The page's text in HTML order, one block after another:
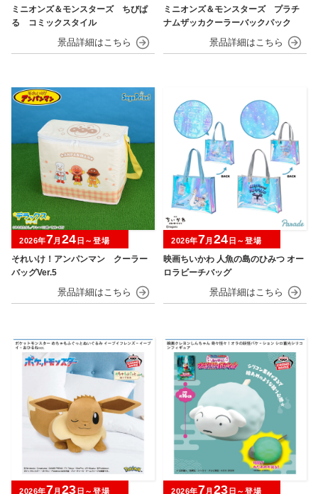
ミニオンズ＆モンスターズ ちびぱ
る コミックスタイル
ミニオンズ＆モンスターズ プラチ
ナムザッカクーラーバックパック
それいけ！アンパンマン クーラー
バッグVer.5
2026年7月 24 日～登場
映画ちいかわ 人魚の島のひみつ オー
ロラビーチバッグ
2026年7月 24 日～登場
2026年7月 23 日～登場 2026年7月 23 日～登場